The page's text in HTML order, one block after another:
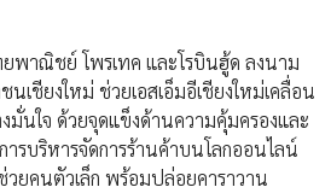
พาณิชย์ โพรเทค และโรบินฮู้ด ลงนาม
นเชียงใหม่ ช่วยเอสเอ็มอีเชียงใหม่เคลื่อน
มั่นใจ ด้วยจุดแข็งด้านความคุ้มครองและ
ารบริหารจัดการร้านค้าบนโลกออนไลน์
ยคนตัวเล็ก พร้อมปล่อยคาราวาน